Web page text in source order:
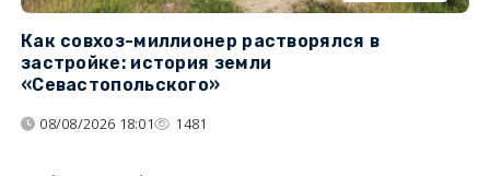
Как совхоз-миллионер растворялся в
застройке: история земли
«Севастопольского»
08/08/2026 18:01 1481